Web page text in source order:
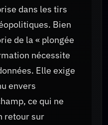
dans les tirs
Bien
de la « plongée
nécessite
Elle exige
envers
ce qui ne
retour sur